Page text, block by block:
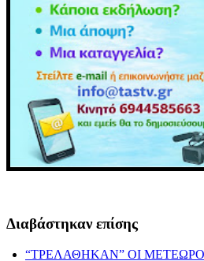
Διαβάστηκαν επίσης
“ΤΡΕΛΑΘΗΚΑΝ” ΟΙ